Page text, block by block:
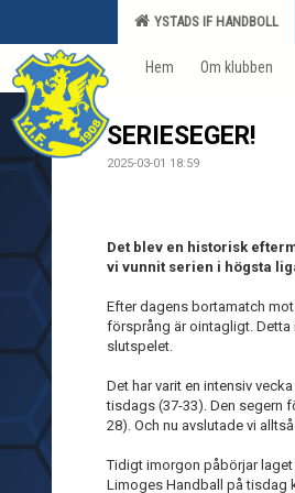
YSTADS IF HANDBOLL
Hem Om klubben
SERIESEGER!
2025-03-01 18:59
Det blev en historisk
vi vunnit serien i högsta
Efter dagens bortamatch
försprång är ointagligt.
slutspelet.
Det har varit en intensiv
tisdags (37-33). Den segern
28). Och nu avslutade vi
Tidigt imorgon påbörjar
Limoges Handball på tisdag